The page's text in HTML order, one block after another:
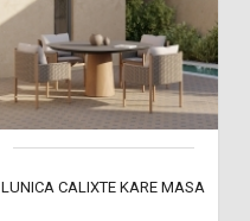
LUNICA CALIXTE KARE MASA